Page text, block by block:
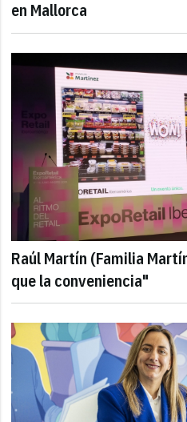
en Mallorca
Raúl Martín (Familia
que la conveniencia"